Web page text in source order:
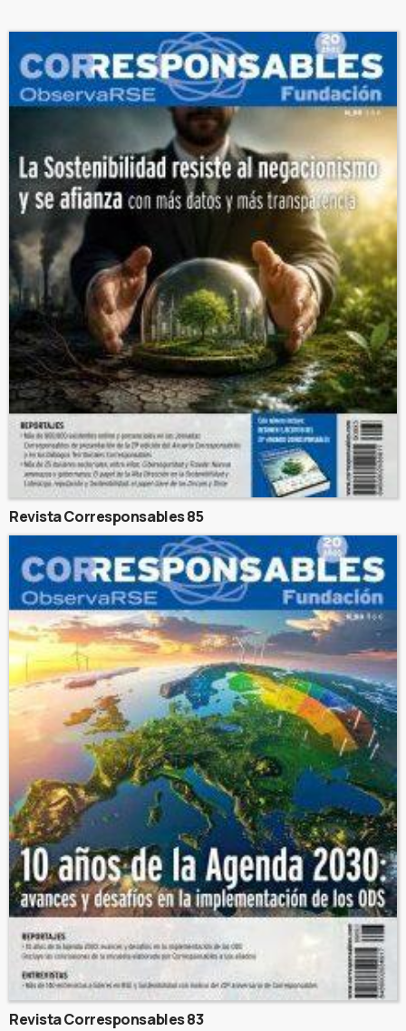
Revista Corresponsables 85
Revista Corresponsables 83